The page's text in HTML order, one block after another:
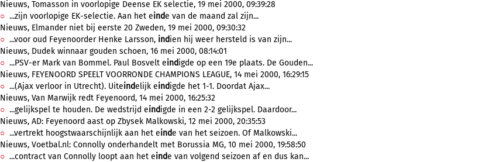
Nieuws, Tomasson in voorlopige Deense EK selectie, 19 mei 2000, 09:39:28
...zijn voorlopige EK-selectie. Aan het einde van de maand zal zijn...
Nieuws, Elmander niet bij eerste 20 Zweden, 19 mei 2000, 09:30:32
...voor oud Feyenoorder Henke Larsson, indien hij weer hersteld is van zijn...
Nieuws, Dudek winnaar gouden schoen, 16 mei 2000, 08:14:01
...PSV-er Mark van Bommel. Paul Bosvelt eindigde op een 19e plaats. De Gouden...
Nieuws, FEYENOORD SPEELT VOORRONDE CHAMPIONS LEAGUE, 14 mei 2000, 16:29:15
...(Ajax verloor in Utrecht). Uiteindelijk eindigde het 1-1. Doordat Ajax...
Nieuws, Van Marwijk redt Feyenoord, 14 mei 2000, 16:25:32
...gelijkspel te houden. De wedstrijd eindigde in een 2-2 gelijkspel. Daardoor...
Nieuws, AD: Feyenoord aast op Zbysek Malkowski, 12 mei 2000, 20:35:53
...vertrekt hoogstwaarschijnlijk aan het einde van het seizoen. Of Malkowski...
Nieuws, Voetbal.nl: Connolly onderhandelt met Borussia MG, 10 mei 2000, 19:58:50
...contract van Connolly loopt aan het einde van volgend seizoen af en dus kan...